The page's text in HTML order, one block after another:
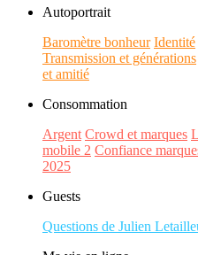
Autoportrait
Baromètre bonheur Identité
Transmission et générations
et amitié
Consommation
Argent Crowd et marques
mobile 2 Confiance
2025
Guests
Questions de Julien